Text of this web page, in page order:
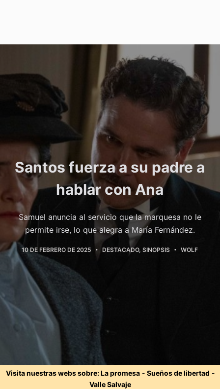
Santos fuerza a su padre a
hablar con Ana
Samuel anuncia al servicio que la marquesa no le
permite irse, lo que alegra a María Fernández.
10 DE FEBRERO DE 2025 DESTACADO,SINOPSIS WOLF
Visita nuestras webs sobre:La promesa- Sueños de libertad -
Valle Salvaje